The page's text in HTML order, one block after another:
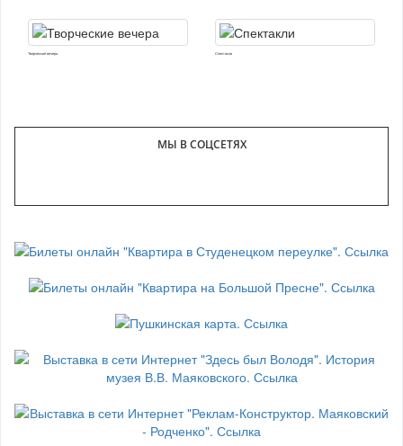
Творческие вечера Спектакли
МЫ В СОЦСЕТЯХ